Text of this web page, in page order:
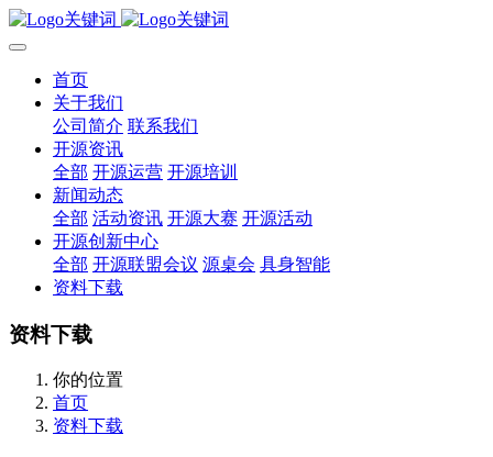
首页
关于我们
公司简介 联系我们
开源资讯
全部 开源运营 开源培训
新闻动态
全部 活动资讯 开源大赛 开源活动
开源创新中心
全部 开源联盟会议 源桌会 具身智能
资料下载
资料下载
你的位置
首页
资料下载